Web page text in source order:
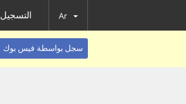
التسجيل Ar
سجل بواسطة فيس بوك